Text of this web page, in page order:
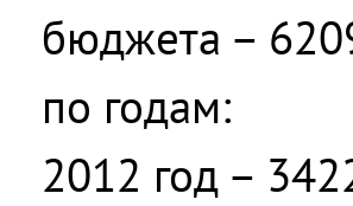
бюджета –
по годам:
2012 год –